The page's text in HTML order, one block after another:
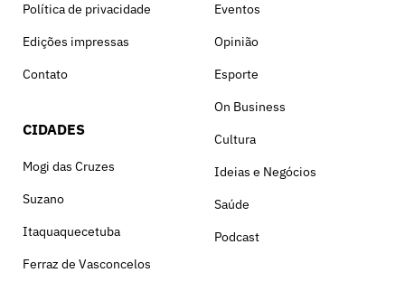
Política de privacidade
Edições impressas
Contato
CIDADES
Mogi das Cruzes
Suzano
Itaquaquecetuba
Ferraz de Vasconcelos
Eventos
Opinião
Esporte
On Business
Cultura
Ideias e Negócios
Saúde
Podcast